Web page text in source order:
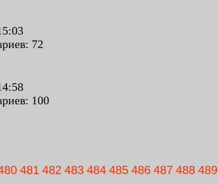
72
100
481 482 483 484 485 486 487 488 489